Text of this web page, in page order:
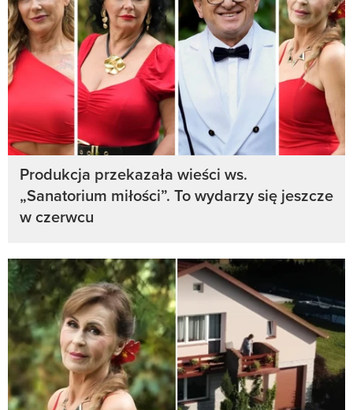
Produkcja przekazała wieści ws.
„Sanatorium miłości”. To wydarzy się jeszcze
w czerwcu